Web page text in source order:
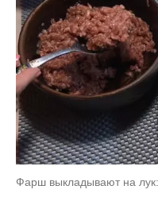
Фарш выкладывают на